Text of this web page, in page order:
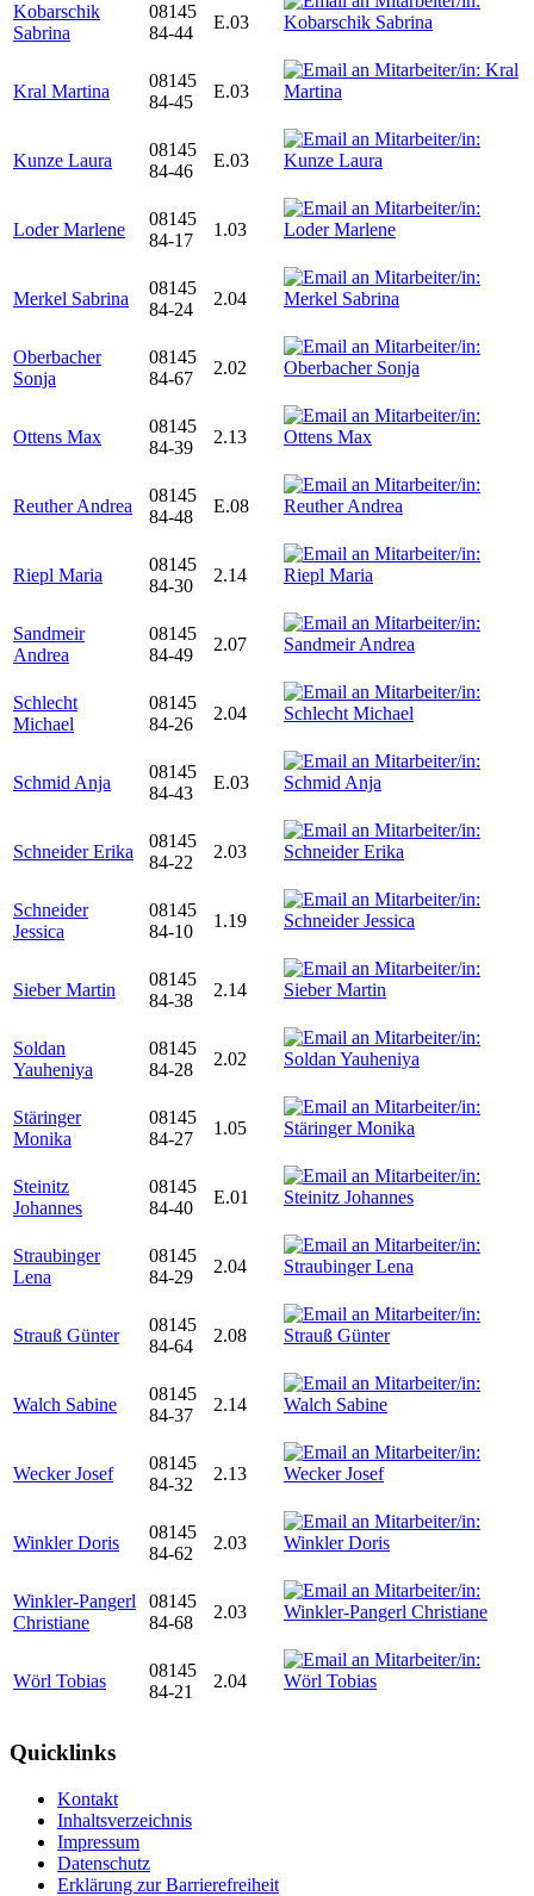
Kobarschik
Sabrina
08145
84-44
E.03
Kral Martina
08145
84-45
E.03
Kunze Laura
08145
84-46
E.03
Loder Marlene
08145
84-17
1.03
Merkel Sabrina
08145
84-24
2.04
Oberbacher
Sonja
08145
84-67
2.02
Ottens Max
08145
84-39
2.13
Reuther Andrea
08145
84-48
E.08
Riepl Maria
08145
84-30
2.14
Sandmeir
Andrea
08145
84-49
2.07
Schlecht
Michael
08145
84-26
2.04
Schmid Anja
08145
84-43
E.03
Schneider Erika
08145
84-22
2.03
Schneider
Jessica
08145
84-10
1.19
Sieber Martin
08145
84-38
2.14
Soldan
Yauheniya
08145
84-28
2.02
Stäringer
Monika
08145
84-27
1.05
Steinitz
Johannes
08145
84-40
E.01
Straubinger
Lena
08145
84-29
2.04
Strauß Günter
08145
84-64
2.08
Walch Sabine
08145
84-37
2.14
Wecker Josef
08145
84-32
2.13
Winkler Doris
08145
84-62
2.03
Winkler-Pangerl
Christiane
08145
84-68
2.03
Wörl Tobias
08145
84-21
2.04
Quicklinks
Kontakt
Inhaltsverzeichnis
Impressum
Datenschutz
Erklärung zur Barrierefreiheit